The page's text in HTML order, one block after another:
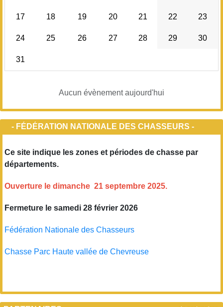
17 18 19 20 21 22 23
24 25 26 27 28 29 30
31
Aucun évènement aujourd'hui
- FÉDÉRATION NATIONALE DES CHASSEURS -
Ce site indique les zones et périodes de chasse par
départements.
Ouverture le dimanche 21 septembre 2025.
Fermeture le samedi 28 février 2026
Fédération Nationale des Chasseurs
Chasse Parc Haute vallée de Chevreuse